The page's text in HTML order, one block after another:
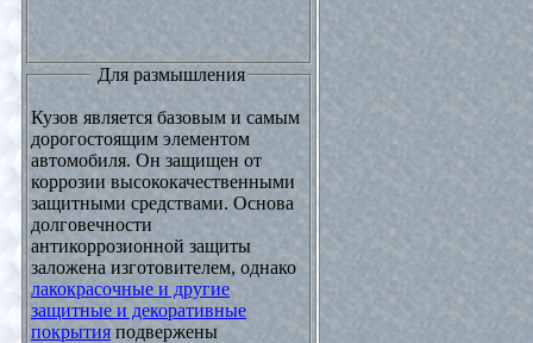
Для размышления
Кузов является базовым и самым
дорогостоящим элементом
автомобиля. Он защищен от
коррозии высококачественными
защитными средствами. Основа
долговечности
антикоррозионной защиты
заложена изготовителем, однако
лакокрасочные и другие
защитные и декоративные
покрытия подвержены